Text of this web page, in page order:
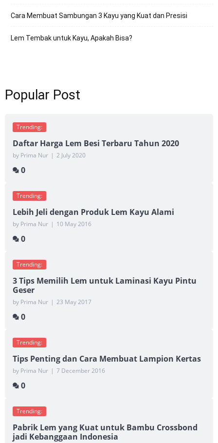
Cara Membuat Sambungan 3 Kayu yang Kuat dan Presisi
Lem Tembak untuk Kayu, Apakah Bisa?
Popular Post
Trending:
Daftar Harga Lem Besi Terbaru Tahun 2020
by Prima Nur | 2 July 2020
0
Trending:
Lebih Jeli dengan Produk Lem Kayu Alami
by Prima Nur | 10 May 2016
0
Trending:
3 Tips Memilih Lem untuk Laminasi Kayu Pintu
Geser
by Prima Nur | 23 May 2017
0
Trending:
Tips Penting dan Cara Membuat Lampion Kertas
by Prima Nur | 7 December 2016
0
Trending:
Pabrik Lem yang Kuat untuk Bambu Crossbond
jadi Kebanggaan Indonesia